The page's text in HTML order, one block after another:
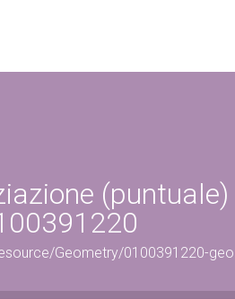
Geometry/0100391220-